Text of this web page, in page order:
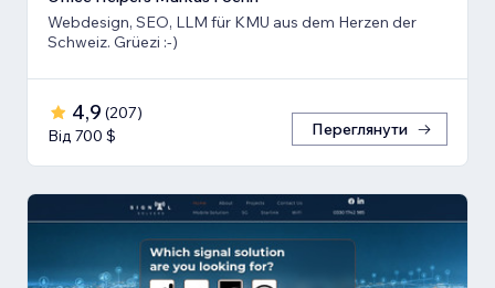
Webdesign, SEO, LLM für KMU aus dem Herzen der
Schweiz. Grüezi :-)
4,9 (207)
Від 700 $
Переглянути